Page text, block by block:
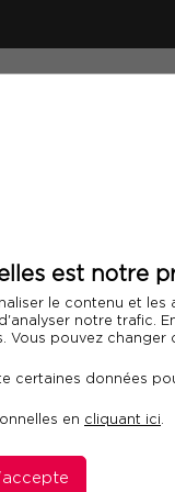
est notre
le contenu et les
notre trafic.
Vous pouvez changer
certaines données
en cliquant ici.
: